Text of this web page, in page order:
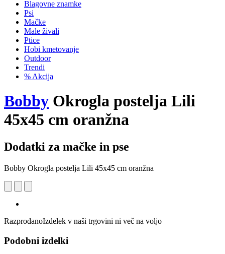
Blagovne znamke
Psi
Mačke
Male živali
Ptice
Hobi kmetovanje
Outdoor
Trendi
% Akcija
Bobby Okrogla postelja Lili
45x45 cm oranžna
Dodatki za mačke in pse
Bobby Okrogla postelja Lili 45x45 cm oranžna
RazprodanoIzdelek v naši trgovini ni več na voljo
Podobni izdelki